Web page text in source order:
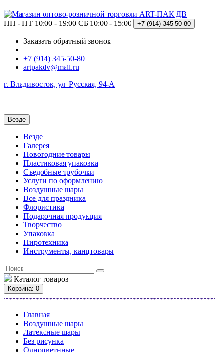
ПН - ПТ 10:00 - 19:00 СБ 10:00 - 15:00 +7 (914) 345-50-80
Заказать обратный звонок
+7 (914) 345-50-80
artpakdv@mail.ru
г. Владивосток, ул. Русская, 94-А
Везде
Везде
Галерея
Новогодние товары
Пластиковая упаковка
Съедобные трубочки
Услуги по оформлению
Воздушные шары
Все для праздника
Флористика
Подарочная продукция
Творчество
Упаковка
Пиротехника
Инструменты, канцтовары
Каталог товаров
Корзина: 0
Главная
Воздушные шары
Латексные шары
Без рисунка
Одноцветнные